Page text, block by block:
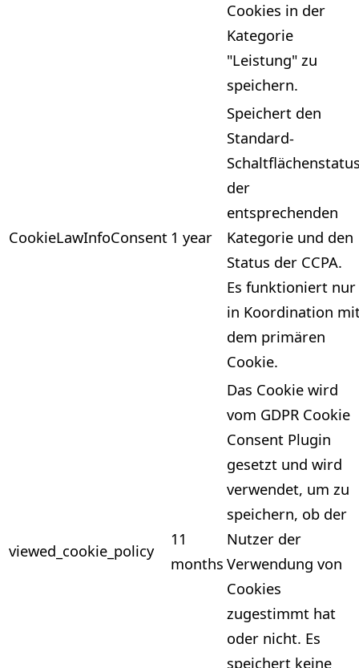
Cookies in der
Kategorie
"Leistung" zu
speichern.
CookieLawInfoConsent 1 year
Speichert den
Standard-
der
entsprechenden
Kategorie und den
Status der CCPA.
Es funktioniert nur
in Koordination
dem primären
Cookie.
viewed_cookie_policy
11
months
Das Cookie wird
vom GDPR Cookie
Consent Plugin
gesetzt und wird
verwendet, um zu
speichern, ob der
Nutzer der
Verwendung von
Cookies
zugestimmt hat
oder nicht. Es
speichert keine